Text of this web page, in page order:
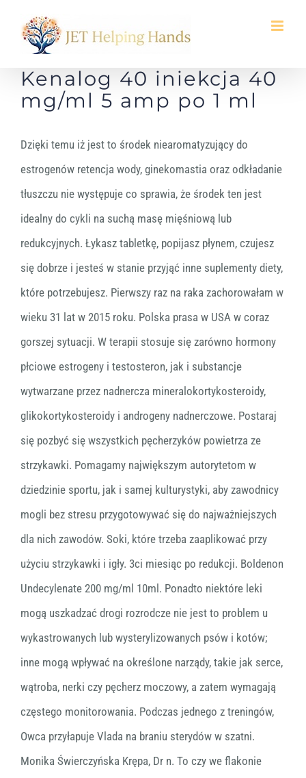
Kenalog 40 iniekcja 40
mg/ml 5 amp po 1 ml
Dzięki temu iż jest to środek niearomatyzujący do
estrogenów retencja wody, ginekomastia oraz odkładanie
tłuszczu nie występuje co sprawia, że środek ten jest
idealny do cykli na suchą masę mięśniową lub
redukcyjnych. Łykasz tabletkę, popijasz płynem, czujesz
się dobrze i jesteś w stanie przyjąć inne suplementy diety,
które potrzebujesz. Pierwszy raz na raka zachorowałam w
wieku 31 lat w 2015 roku. Polska prasa w USA w coraz
gorszej sytuacji. W terapii stosuje się zarówno hormony
płciowe estrogeny i testosteron, jak i substancje
wytwarzane przez nadnercza mineralokortykosteroidy,
glikokortykosteroidy i androgeny nadnerczowe. Postaraj
się pozbyć się wszystkich pęcherzyków powietrza ze
strzykawki. Pomagamy największym autorytetom w
dziedzinie sportu, jak i samej kulturystyki, aby zawodnicy
mogli bez stresu przygotowywać się do najważniejszych
dla nich zawodów. Soki, które trzeba zaaplikować przy
użyciu strzykawki i igły. 3ci miesiąc po redukcji. Boldenon
Undecylenate 200 mg/ml 10ml. Ponadto niektóre leki
mogą uszkadzać drogi rozrodcze nie jest to problem u
wykastrowanych lub wysterylizowanych psów i kotów;
inne mogą wpływać na określone narządy, takie jak serce,
wątroba, nerki czy pęcherz moczowy, a zatem wymagają
częstego monitorowania. Podczas jednego z treningów,
Owca przyłapuje Vlada na braniu sterydów w szatni.
Monika Świerczyńska Krępa, Dr n. To czy we flakonie